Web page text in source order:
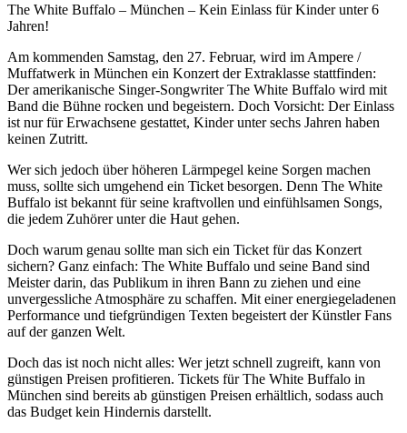
The White Buffalo – München – Kein Einlass für Kinder unter 6
Jahren!
Am kommenden Samstag, den 27. Februar, wird im Ampere /
Muffatwerk in München ein Konzert der Extraklasse stattfinden:
Der amerikanische Singer-Songwriter The White Buffalo wird mit
Band die Bühne rocken und begeistern. Doch Vorsicht: Der Einlass
ist nur für Erwachsene gestattet, Kinder unter sechs Jahren haben
keinen Zutritt.
Wer sich jedoch über höheren Lärmpegel keine Sorgen machen
muss, sollte sich umgehend ein Ticket besorgen. Denn The White
Buffalo ist bekannt für seine kraftvollen und einfühlsamen Songs,
die jedem Zuhörer unter die Haut gehen.
Doch warum genau sollte man sich ein Ticket für das Konzert
sichern? Ganz einfach: The White Buffalo und seine Band sind
Meister darin, das Publikum in ihren Bann zu ziehen und eine
unvergessliche Atmosphäre zu schaffen. Mit einer energiegeladenen
Performance und tiefgründigen Texten begeistert der Künstler Fans
auf der ganzen Welt.
Doch das ist noch nicht alles: Wer jetzt schnell zugreift, kann von
günstigen Preisen profitieren. Tickets für The White Buffalo in
München sind bereits ab günstigen Preisen erhältlich, sodass auch
das Budget kein Hindernis darstellt.